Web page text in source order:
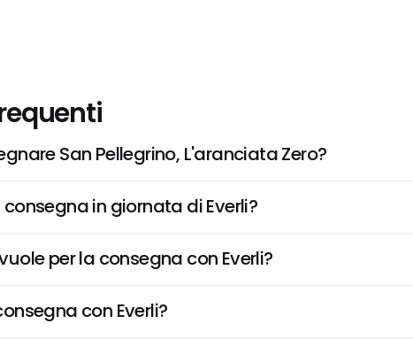
San Pellegrino, L'aranciata Zero?
in giornata di Everli?
per la consegna con Everli?
con Everli?